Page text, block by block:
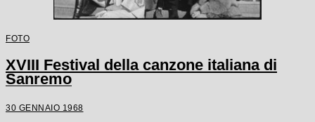
FOTO
XVIII Festival della canzone italiana di
Sanremo
30 GENNAIO 1968